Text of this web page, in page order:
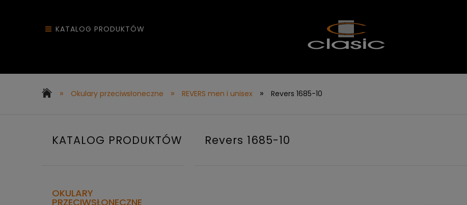
KATALOG PRODUKTÓW
» Okulary przeciwsłoneczne » REVERS men i unisex » Revers 1685-10
KATALOG PRODUKTÓW
OKULARY
PRZECIWSŁONECZNE
Revers 1685-10